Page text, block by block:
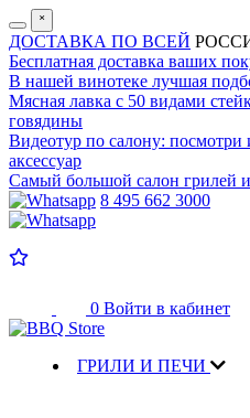
˟
ДОСТАВКА ПО ВСЕЙ
Бесплатная доставка ваших
В нашей винотеке лучшая
Мясная лавка с 50 видами
говядины
Видеотур по салону: посмотри
аксессуар
Самый большой салон грилей
8 495 662 3000
0 Войти в кабинет
ГРИЛИ И ПЕЧИ